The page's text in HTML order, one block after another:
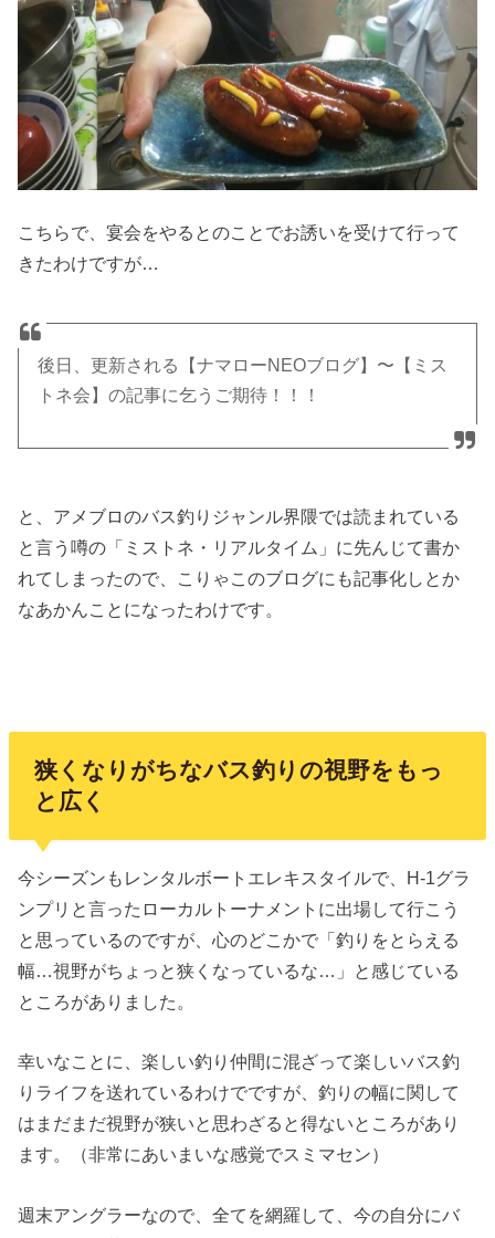
こちらで、宴会をやるとのことでお誘いを受けて行って
きたわけですが…
後日、更新される【ナマローNEOブログ】〜【ミス
トネ会】の記事に乞うご期待！！！
と、アメブロのバス釣りジャンル界隈では読まれている
と言う噂の「ミストネ・リアルタイム」に先んじて書か
れてしまったので、こりゃこのブログにも記事化しとか
なあかんことになったわけです。
狭くなりがちなバス釣りの視野をもっ
と広く
今シーズンもレンタルボートエレキスタイルで、H-1グラ
ンプリと言ったローカルトーナメントに出場して行こう
と思っているのですが、心のどこかで「釣りをとらえる
幅…視野がちょっと狭くなっているな…」と感じている
ところがありました。
幸いなことに、楽しい釣り仲間に混ざって楽しいバス釣
りライフを送れているわけでですが、釣りの幅に関して
はまだまだ視野が狭いと思わざると得ないところがあり
ます。（非常にあいまいな感覚でスミマセン）
週末アングラーなので、全てを網羅して、今の自分にバ